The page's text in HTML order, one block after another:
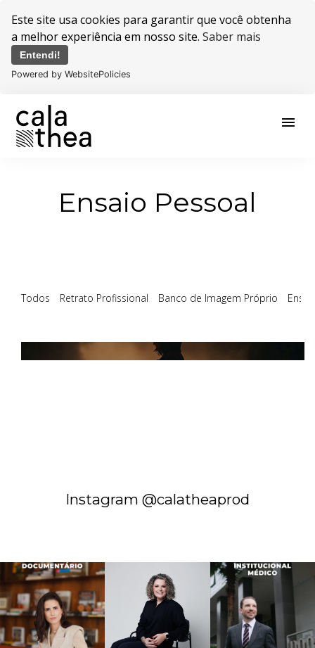
Este site usa cookies para garantir que você obtenha
a melhor experiência em nosso site. Saber mais
Entendi!
Powered by WebsitePolicies
menu
Ensaio Pessoal
Todos Retrato Profissional Banco de Imagem Próprio
Ensaio Pessoal
Instagram @calatheaprod